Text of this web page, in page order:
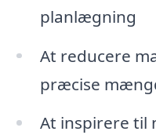
planlægning
At reducere
præcise
At inspirere til